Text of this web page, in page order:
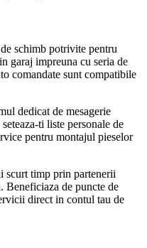
schimb potrivite pentru
garaj impreuna cu seria de
comandate sunt compatibile
dedicat de mesagerie
ti liste personale de
pentru montajul pieselor
scurt timp prin partenerii
Beneficiaza de puncte de
direct in contul tau de